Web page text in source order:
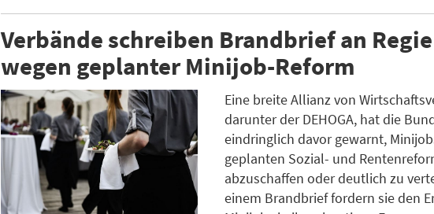
Verbände schreiben Brandbrief an
wegen geplanter Minijob-Reform
Eine breite Allianz von
darunter der DEHOGA, hat die
eindringlich davor gewarnt,
geplanten Sozial- und
abzuschaffen oder deutlich zu
einem Brandbrief fordern sie den